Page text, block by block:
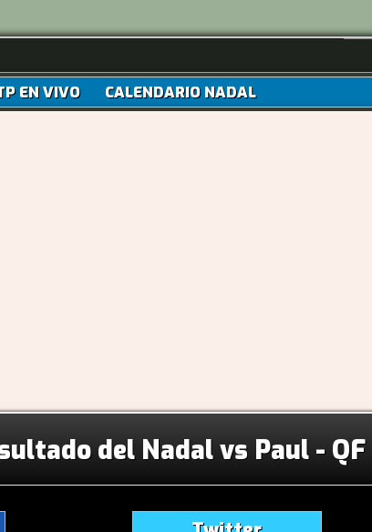
EN VIVO CALENDARIO NADAL
del Nadal vs Paul -